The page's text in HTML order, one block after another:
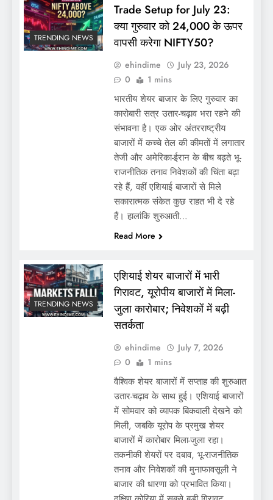
TRENDING NEWS
Trade Setup for July 23:
क्या गुरुवार को 24,000 के ऊपर
वापसी करेगा NIFTY50?
ehindime
July 23, 2026
0
1 mins
भारतीय शेयर बाजार के लिए गुरुवार का
कारोबारी सत्र उतार-चढ़ाव भरा रहने की
संभावना है। एक ओर अंतरराष्ट्रीय
बाजारों में कच्चे तेल की कीमतों में लगातार
तेजी और अमेरिका-ईरान के बीच बढ़ते भू-
राजनीतिक तनाव निवेशकों की चिंता बढ़ा
रहे हैं, वहीं एशियाई बाजारों से मिले
सकारात्मक संकेत कुछ राहत भी दे रहे
हैं। हालांकि शुरुआती…
Read More
TRENDING NEWS
एशियाई शेयर बाजारों में भारी
गिरावट, यूरोपीय बाजारों में मिला-
जुला कारोबार; निवेशकों में बढ़ी
सतर्कता
ehindime
July 7, 2026
0
1 mins
वैश्विक शेयर बाजारों में सप्ताह की शुरुआत
उतार-चढ़ाव के साथ हुई। एशियाई बाजारों
में सोमवार को व्यापक बिकवाली देखने को
मिली, जबकि यूरोप के प्रमुख शेयर
बाजारों में कारोबार मिला-जुला रहा।
तकनीकी शेयरों पर दबाव, भू-राजनीतिक
तनाव और निवेशकों की मुनाफावसूली ने
बाजार की धारणा को प्रभावित किया।